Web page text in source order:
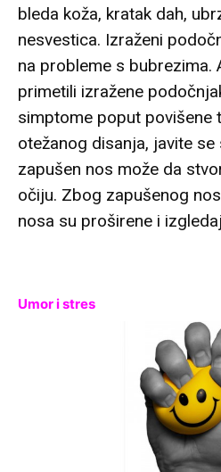
bleda koža, kratak dah,
nesvestica. Izraženi
na probleme s bubrezima.
primetili izražene
simptome poput povišene
otežanog disanja, javite se
zapušen nos može da
očiju. Zbog zapušenog
nosa su proširene i
Umor i stres